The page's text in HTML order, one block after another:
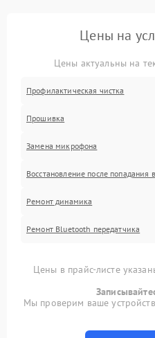
Цены на
Цены актуальны на
Профилактическая чистка
Прошивка
Замена микрофона
Восстановление после попадания
Ремонт динамика
Ремонт Bluetooth передатчика
Цены в прайс-листе
Мы проверим ваше